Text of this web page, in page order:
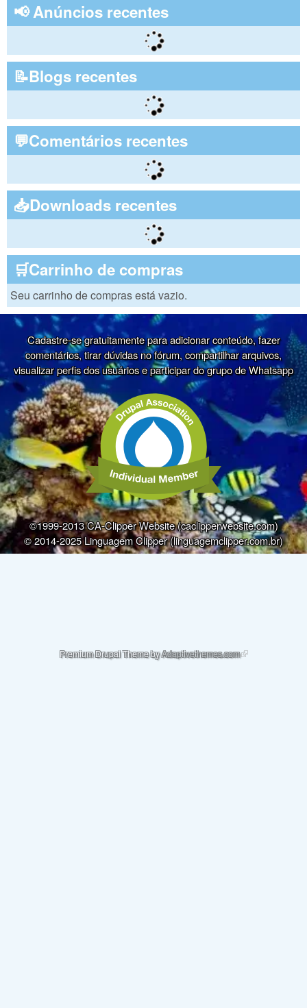
📢 Anúncios recentes
📝Blogs recentes
💬Comentários recentes
📥Downloads recentes
🛒Carrinho de compras
Seu carrinho de compras está vazio.
Cadastre-se gratuitamente para adicionar conteúdo, fazer
comentários, tirar dúvidas no fórum, compartilhar arquivos,
visualizar perfis dos usuários e participar do grupo de Whatsapp
©1999-2013 CA-Clipper Website (caclipperwebsite.com)
© 2014-2025 Linguagem Clipper (linguagemclipper.com.br)
Premium Drupal Theme byAdaptivethemes.com(link is external)